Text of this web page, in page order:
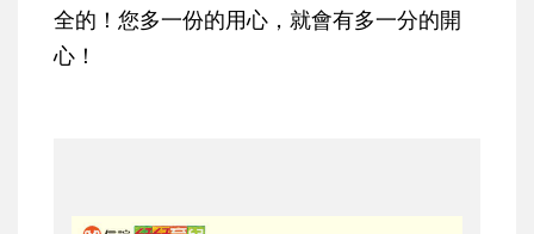
全的！您多一份的用心，就會有多一分的開
心！